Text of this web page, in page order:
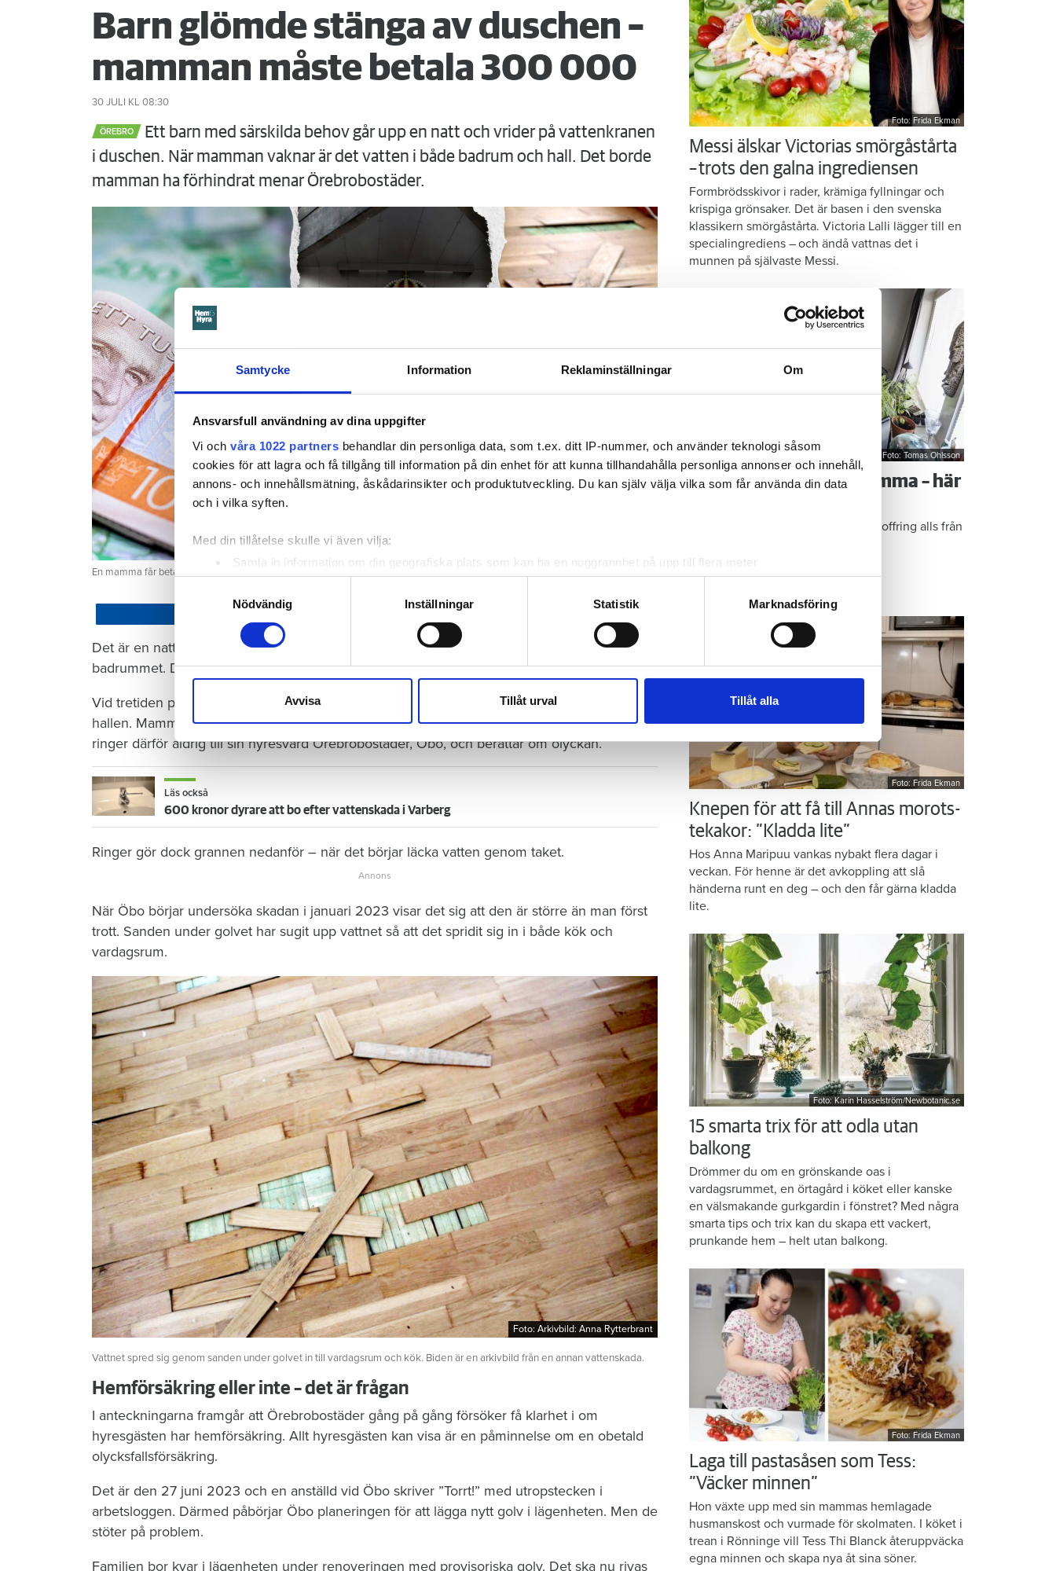
Samtycke Information Reklaminställningar Om
Ansvarsfull användning av dina uppgifter
Vi och våra 1022 partners behandlar din personliga data, som t.ex. ditt IP-nummer, och använder teknologi såsom
cookies för att lagra och få tillgång till information på din enhet för att kunna tillhandahålla personliga annonser och innehåll,
annons- och innehållsmätning, åskådarinsikter och produktutveckling. Du kan själv välja vilka som får använda din data
och i vilka syften.
Med din tillåtelse skulle vi även vilja:
Samla in information om din geografiska plats som kan ha en noggrannhet på upp till flera meter
Identifiera din enhet genom att aktivt skanna den för specifika kännetecken (fingeravtryck)
Ta reda på mer om hur dina personliga uppgifter behandlas och ställ in dina preferenser i
detaljsektionen. Du kan ändra
eller dra tillbaka ditt samtycke när som helst från cookie-förklaringen.
sociala medier och analysera vår trafik. Vi vidarebefordrar även sådana identifierare och annan information från din enhet
till de sociala medier och annons- och analysföretag som vi samarbetar med. Dessa kan i sin tur kombinera informationen
Nödvändig
Inställningar Statistik Marknadsföring
Avvisa Tillåt urval Tillåt alla
Barn glömde stänga av duschen –
mamman måste betala 300 000
30 JULI KL 08:30
ÖREBRO
Ett barn med särskilda behov går upp en natt och vrider på vattenkranen
i duschen. När mamman vaknar är det vatten i både badrum och hall. Det borde
mamman ha förhindrat menar Örebrobostäder.
En mamma får betala 300 000 kronor efter att ett barn satt på en vattenkran. Arkivbild från en annan vattenskada.
Tweeta
Det är en natt hösten 2022. Barnet som har diagnostiserats med autism vaknar och går till
badrummet. Där vrider barnet på kranen i duschen. Men hen stänger aldrig av vattnet.
Vid tretiden på natten vaknar mamman och då har vattnet spridit sig i badrummet och ut i
hallen. Mamman torkar förtvivlat upp vattnet och tror därmed att saken är ur världen. Hon
ringer därför aldrig till sin hyresvärd Örebrobostäder, Öbo, och berättar om olyckan.
Läs också
600 kronor dyrare att bo efter vattenskada i Varberg
Ringer gör dock grannen nedanför – när det börjar läcka vatten genom taket.
När Öbo börjar undersöka skadan i januari 2023 visar det sig att den är större än man först
trott. Sanden under golvet har sugit upp vattnet så att det spridit sig in i både kök och
vardagsrum.
Foto: Arkivbild: Anna Rytterbrant
Foto: Arkivbild: Anna Rytterbrant
Vattnet spred sig genom sanden under golvet in till vardagsrum och kök. Biden är en arkivbild från en annan vattenskada.
Hemförsäkring eller inte – det är frågan
I anteckningarna framgår att Örebrobostäder gång på gång försöker få klarhet i om
hyresgästen har hemförsäkring. Allt hyresgästen kan visa är en påminnelse om en obetald
olycksfallsförsäkring.
Det är den 27 juni 2023 och en anställd vid Öbo skriver ”Torrt!” med utropstecken i
arbetsloggen. Därmed påbörjar Öbo planeringen för att lägga nytt golv i lägenheten. Men de
stöter på problem.
Familjen bor kvar i lägenheten under renoveringen med provisoriska golv. Det ska nu rivas
Foto: Frida Ekman
Messi älskar Victorias smörgåstårta
– trots den galna ingrediensen
Formbrödsskivor i rader, krämiga fyllningar och
krispiga grönsaker. Det är basen i den svenska
klassikern smörgåstårta. Victoria Lalli lägger till en
specialingrediens – och ändå vattnas det i
munnen på självaste Messi.
Foto: Tomas Ohlsson
Så sparar du vatten hemma – här
Knepen är enkla: ”Det är ingen uppoffring alls från
Tips & Råd
Foto: Frida Ekman
Knepen för att få till Annas morots-
tekakor: ”Kladda lite”
Hos Anna Maripuu vankas nybakt flera dagar i
veckan. För henne är det avkoppling att slå
händerna runt en deg – och den får gärna kladda
lite.
Foto: Karin Hasselström/Newbotanic.se
15 smarta trix för att odla utan
balkong
Drömmer du om en grönskande oas i
vardagsrummet, en örtagård i köket eller kanske
en välsmakande gurkgardin i fönstret? Med några
smarta tips och trix kan du skapa ett vackert,
prunkande hem – helt utan balkong.
Foto: Frida Ekman
Laga till pastasåsen som Tess:
”Väcker minnen”
Hon växte upp med sin mammas hemlagade
husmanskost och vurmade för skolmaten. I köket i
trean i Rönninge vill Tess Thi Blanck återuppväcka
egna minnen och skapa nya åt sina söner.